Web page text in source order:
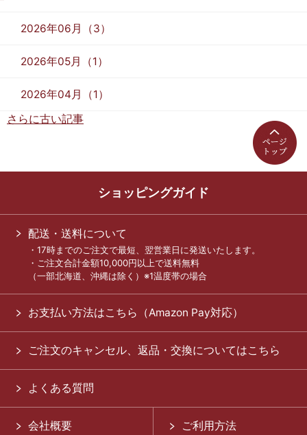
2026年06月（3）
2026年05月（1）
2026年04月（1）
さらに古い記事
ショッピングガイド
配送・送料について
・17時までのご注文で最短、翌営業日に発送いたします。
・ご注文合計金額10,000円以上で送料無料
（一部北海道、沖縄は除く）※1温度帯の場合
お支払い方法はこちら（Amazon Pay対応）
ご注文のキャンセル、返品・交換についてはこちら
よくある質問
会社概要 ご利用方法